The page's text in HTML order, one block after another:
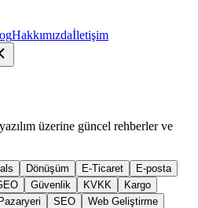
Hakkımızdaİletişim
üzerine güncel rehberler ve
Dönüşüm E-Ticaret
E-posta
Güvenlik KVKK
Kargo
Pazaryeri SEO
Web Geliştirme